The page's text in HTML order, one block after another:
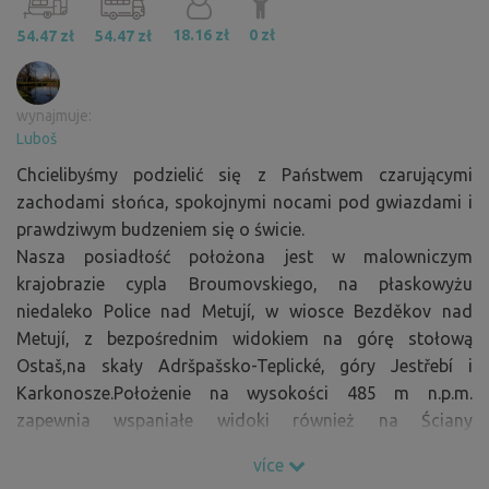
54.47 zł 54.47 zł 18.16 zł 0 zł
wynajmuje:
Luboš
Chcielibyśmy podzielić się z Państwem czarującymi
zachodami słońca, spokojnymi nocami pod gwiazdami i
prawdziwym budzeniem się o świcie.
Nasza posiadłość położona jest w malowniczym
krajobrazie cypla Broumovskiego, na płaskowyżu
niedaleko Police nad Metují, w wiosce Bezděkov nad
Metují, z bezpośrednim widokiem na górę stołową
Ostaš,na skały Adršpašsko-Teplické, góry Jestřebí i
Karkonosze.Położenie na wysokości 485 m n.p.m.
zapewnia wspaniałe widoki również na Ściany
po odwróceniu głowy – również na Góry Orlickie.Oprócz
více